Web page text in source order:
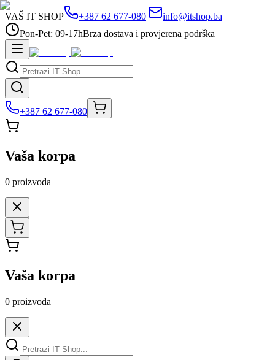
VAŠ IT SHOP +387 62 677-080|
info@itshop.ba
Pon-Pet: 09-17hBrza dostava i provjerena podrška
+387 62 677-080
Vaša korpa
0 proizvoda
Vaša korpa
0 proizvoda